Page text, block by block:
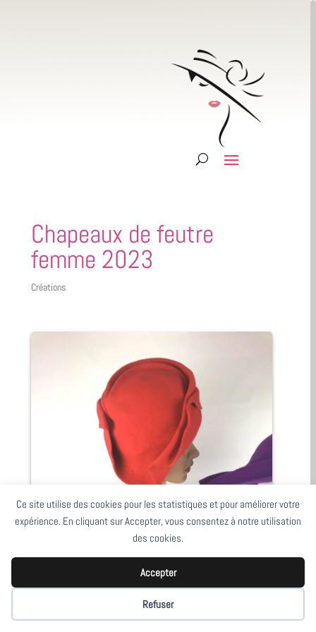
Ce site utilise des cookies pour les statistiques et pour améliorer votre
expérience. En cliquant sur Accepter, vous consentez à notre utilisation
des cookies.
Accepter
Refuser
Chapeaux de feutre
femme 2023
Créations